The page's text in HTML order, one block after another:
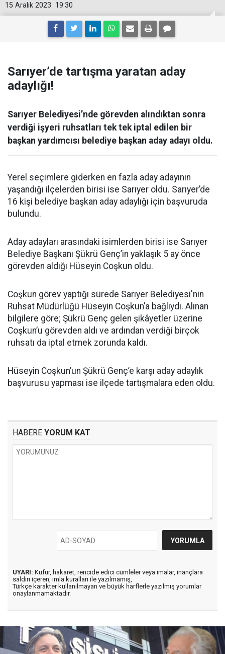
19:30
15 Aralık 2023
Sarıyer’de tartışma yaratan aday
adaylığı!
Sarıyer Belediyesi’nde görevden alındıktan sonra
verdiği işyeri ruhsatları tek tek iptal edilen bir
başkan yardımcısı belediye başkan aday adayı oldu.
Yerel seçimlere giderken en fazla aday adayının
yaşandığı ilçelerden birisi ise Sarıyer oldu. Sarıyer’de
16 kişi belediye başkan aday adaylığı için başvuruda
bulundu.
Aday adayları arasındaki isimlerden birisi ise Sarıyer
Belediye Başkanı Şükrü Genç’in yaklaşık 5 ay önce
görevden aldığı Hüseyin Coşkun oldu.
Coşkun görev yaptığı sürede Sarıyer Belediyesi'nin
Ruhsat Müdürlüğü Hüseyin Coşkun’a bağlıydı. Alınan
bilgilere göre; Şükrü Genç gelen şikâyetler üzerine
Coşkun’u görevden aldı ve ardından verdiği birçok
ruhsatı da iptal etmek zorunda kaldı.
Hüseyin Coşkun’un Şükrü Genç’e karşı aday adaylık
başvurusu yapması ise ilçede tartışmalara eden oldu.
HABERE YORUM KAT
UYARI: Küfür, hakaret, rencide edici cümleler veya imalar, inançlara
saldırı içeren, imla kuralları ile yazılmamış,
Türkçe karakter kullanılmayan ve büyük harflerle yazılmış yorumlar
onaylanmamaktadır.